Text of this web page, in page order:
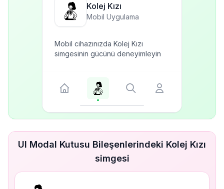
Kolej Kızı
Mobil Uygulama
Mobil cihazınızda Kolej Kızı
simgesinin gücünü deneyimleyin
UI Modal Kutusu Bileşenlerindeki Kolej Kızı
simgesi